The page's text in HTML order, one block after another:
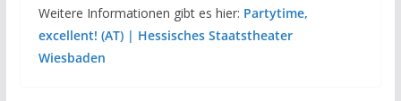
Weitere Informationen gibt es hier: Partytime,
excellent! (AT) | Hessisches Staatstheater
Wiesbaden